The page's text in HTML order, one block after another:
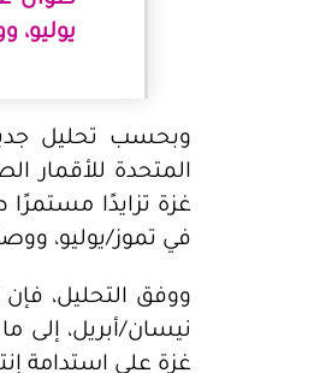
يوليو، ووصلت
وبحسب تحليل
المتحدة للأقمار
في تموز/يوليو، ووصلت إلى 87% في
غزة على استدامة